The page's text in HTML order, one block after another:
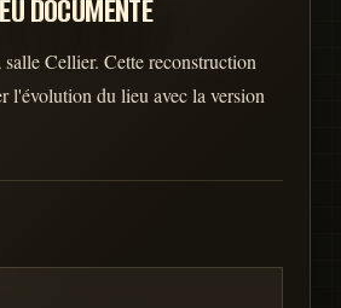
DOCUMENTÉ
Cellier. Cette reconstruction
l'évolution du lieu avec la version